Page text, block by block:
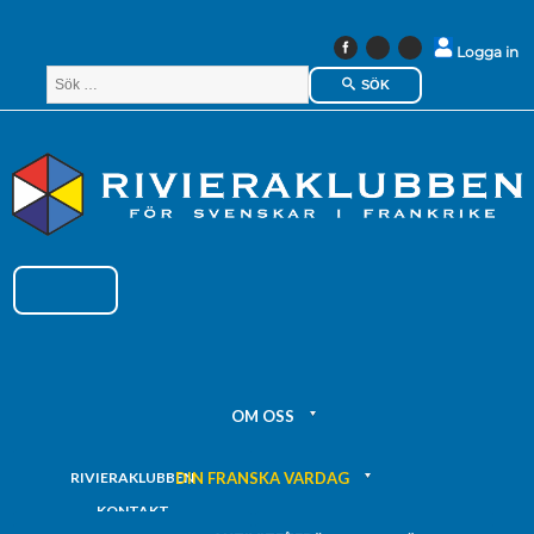
Logga in
Facebook
Instagram
Linkedin
SÖK
OM OSS
RIVIERAKLUBBEN
KONTAKT
DIN FRANSKA VARDAG